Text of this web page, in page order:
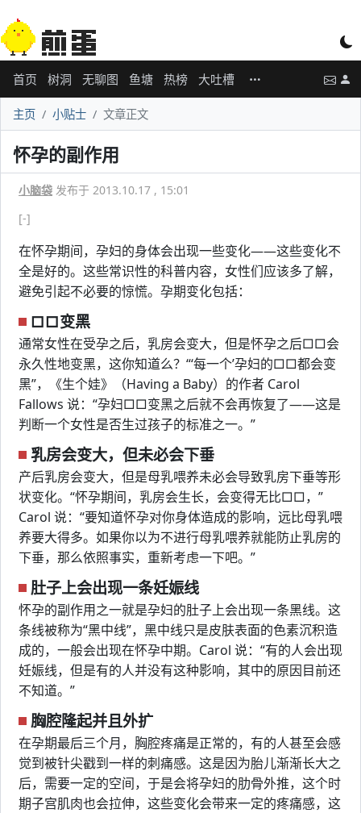
首页 树洞 无聊图 鱼塘 热榜 大吐槽
主页 小贴士 文章正文
怀孕的副作用
小脑袋 发布于 2013.10.17 , 15:01
[-]
在怀孕期间，孕妇的身体会出现一些变化——这些变化不
全是好的。这些常识性的科普内容，女性们应该多了解，
避免引起不必要的惊慌。孕期变化包括：
□□变黑
通常女性在受孕之后，乳房会变大，但是怀孕之后□□会
永久性地变黑，这你知道么？“‘每一个’孕妇的□□都会变
黑”，《生个娃》（Having a Baby）的作者 Carol
Fallows 说：“孕妇□□变黑之后就不会再恢复了——这是
判断一个女性是否生过孩子的标准之一。”
乳房会变大，但未必会下垂
产后乳房会变大，但是母乳喂养未必会导致乳房下垂等形
状变化。“怀孕期间，乳房会生长，会变得无比□□，”
Carol 说：“要知道怀孕对你身体造成的影响，远比母乳喂
养要大得多。如果你以为不进行母乳喂养就能防止乳房的
下垂，那么依照事实，重新考虑一下吧。”
肚子上会出现一条妊娠线
怀孕的副作用之一就是孕妇的肚子上会出现一条黑线。这
条线被称为“黑中线”，黑中线只是皮肤表面的色素沉积造
成的，一般会出现在怀孕中期。Carol 说：“有的人会出现
妊娠线，但是有的人并没有这种影响，其中的原因目前还
不知道。”
胸腔隆起并且外扩
在孕期最后三个月，胸腔疼痛是正常的，有的人甚至会感
觉到被针尖戳到一样的刺痛感。这是因为胎儿渐渐长大之
后，需要一定的空间，于是会将孕妇的肋骨外推，这个时
期子宫肌肉也会拉伸，这些变化会带来一定的疼痛感，这